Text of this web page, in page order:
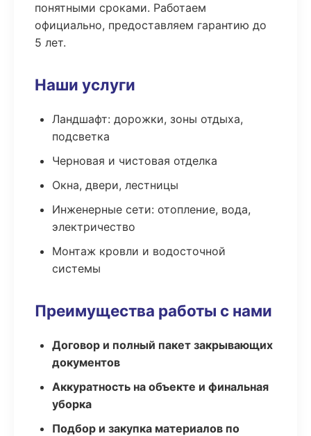
понятными сроками. Работаем
официально, предоставляем гарантию до
5 лет.
Наши услуги
Ландшафт: дорожки, зоны отдыха,
подсветка
Черновая и чистовая отделка
Окна, двери, лестницы
Инженерные сети: отопление, вода,
электричество
Монтаж кровли и водосточной
системы
Преимущества работы с нами
Договор и полный пакет закрывающих
документов
Аккуратность на объекте и финальная
уборка
Подбор и закупка материалов по